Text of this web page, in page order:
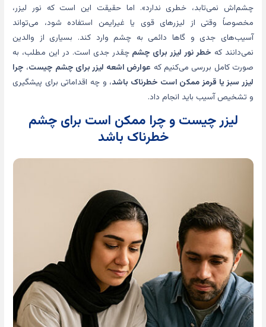
چشم‌اش نمی‌تابد، خطری ندارد». اما حقیقت این است که نور لیزر،
مخصوصاً وقتی از لیزرهای قوی یا غیرایمن استفاده شود، می‌تواند
آسیب‌های جدی و گاها دائمی به چشم وارد کند. بسیاری از والدین
نمی‌دانند که خطر نور لیزر برای چشم چقدر جدی است. در این مطلب، به
صورت کامل بررسی می‌کنیم که عوارض اشعه لیزر برای چشم چیست، چرا
لیزر سبز یا قرمز ممکن است خطرناک باشد، و چه اقداماتی برای پیشگیری
و تشخیص آسیب باید انجام داد.
لیزر چیست و چرا ممکن است برای چشم
خطرناک باشد